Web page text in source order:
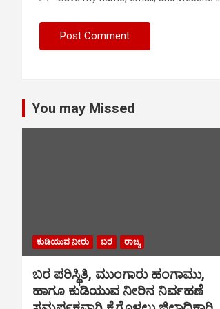
You may Missed
ಕುಡಿಯುವ ನೀರು ಬರ ರಾಜ್ಯ
ಬರ ಪರಿಸ್ಥಿತಿ, ಮುಂಗಾರು ಹಂಗಾಮು,
ಹಾಗೂ ಕುಡಿಯುವ ನೀರಿನ ನಿರ್ವಹಣೆ